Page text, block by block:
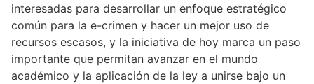
interesadas para desarrollar un enfoque estratégico
común para la e-crimen y hacer un mejor uso de
recursos escasos, y la iniciativa de hoy marca un paso
importante que permitan avanzar en el mundo
académico y la aplicación de la ley a unirse bajo un